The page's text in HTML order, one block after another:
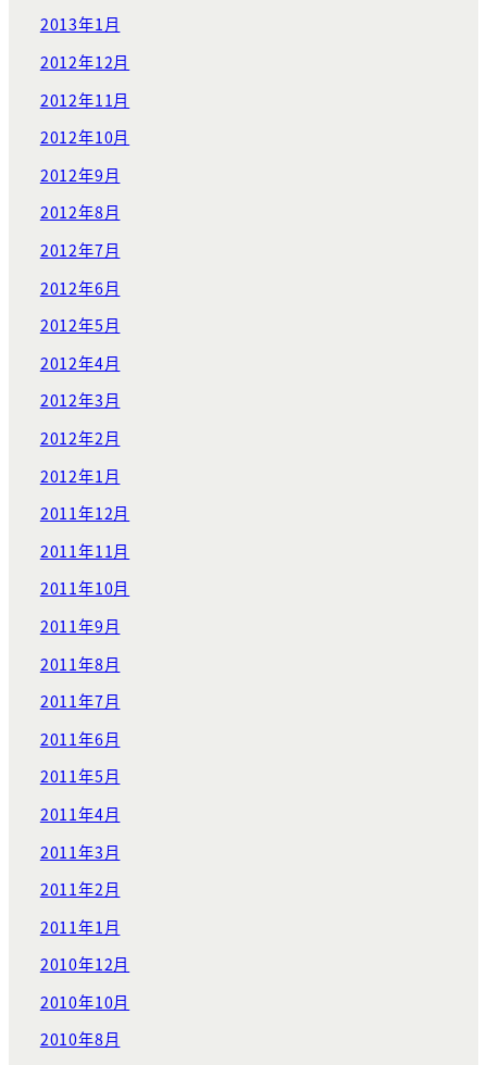
2013年1月
2012年12月
2012年11月
2012年10月
2012年9月
2012年8月
2012年7月
2012年6月
2012年5月
2012年4月
2012年3月
2012年2月
2012年1月
2011年12月
2011年11月
2011年10月
2011年9月
2011年8月
2011年7月
2011年6月
2011年5月
2011年4月
2011年3月
2011年2月
2011年1月
2010年12月
2010年10月
2010年8月